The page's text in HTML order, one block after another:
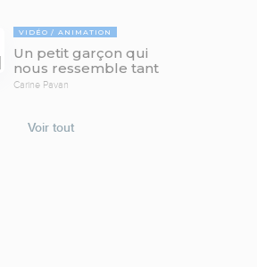
VIDÉO ANIMATION
Un petit garçon qui
nous ressemble tant
Carine Pavan
Voir tout